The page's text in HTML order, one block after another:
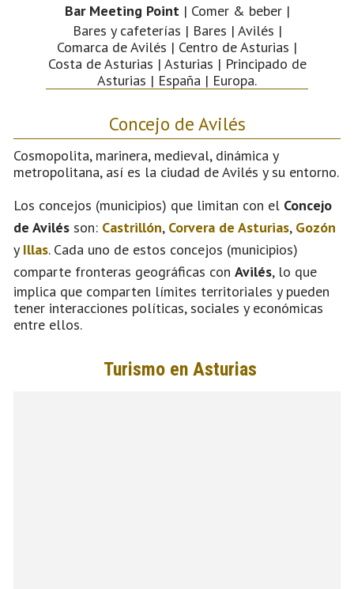
Bar Meeting Point | Comer & beber |
Bares y cafeterías | Bares | Avilés |
Comarca de Avilés | Centro de Asturias |
Costa de Asturias | Asturias | Principado de
Asturias | España | Europa.
Concejo de Avilés
Cosmopolita, marinera, medieval, dinámica y
metropolitana, así es la ciudad de Avilés y su entorno.
Los concejos (municipios) que limitan con el Concejo
de Avilés son: Castrillón, Corvera de Asturias, Gozón
y Illas. Cada uno de estos concejos (municipios)
comparte fronteras geográficas con Avilés, lo que
implica que comparten límites territoriales y pueden
tener interacciones políticas, sociales y económicas
entre ellos.